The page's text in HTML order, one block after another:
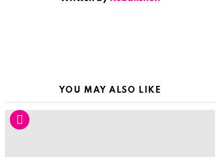
YOU MAY ALSO LIKE